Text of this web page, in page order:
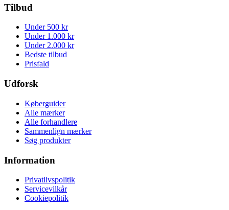
Tilbud
Under 500 kr
Under 1.000 kr
Under 2.000 kr
Bedste tilbud
Prisfald
Udforsk
Køberguider
Alle mærker
Alle forhandlere
Sammenlign mærker
Søg produkter
Information
Privatlivspolitik
Servicevilkår
Cookiepolitik